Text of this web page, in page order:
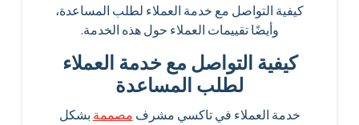
كيفية التواصل مع خدمة العملاء لطلب المساعدة،
وأيضًا تقييمات العملاء حول هذه الخدمة.
كيفية التواصل مع خدمة العملاء
لطلب المساعدة
خدمة العملاء في تاكسي مشرفمصممةبشكل